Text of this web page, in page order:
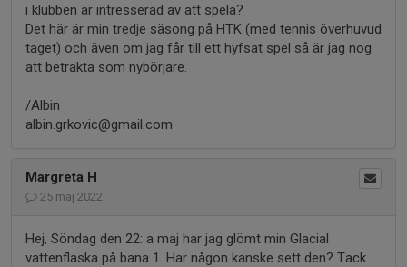
i klubben är intresserad av att spela?
Det här är min tredje säsong på HTK (med tennis överhuvud
taget) och även om jag får till ett hyfsat spel så är jag nog
att betrakta som nybörjare.
/Albin
albin.grkovic@gmail.com
Margreta H
25 maj 2022
Hej, Söndag den 22: a maj har jag glömt min Glacial
vattenflaska på bana 1. Har någon kanske sett den? Tack